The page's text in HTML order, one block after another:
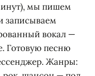
мы пишем
записываем
вокал —
Готовую песню
Жанры: